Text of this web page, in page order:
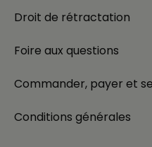
Droit de rétractation
Foire aux questions
Commander, payer et
Conditions générales